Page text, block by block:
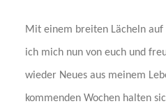
Mit einem breiten Lächeln auf
ich mich nun von euch und
wieder Neues aus meinem
kommenden Wochen halten